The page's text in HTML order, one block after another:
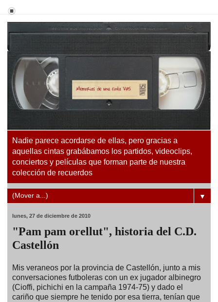
Nadie parece acordarse de ellas, pero gracias a
aquellas cintas grabábamos los partidos, videoclips,
conciertos y películas que forman parte de nuestra
colección de recuerdos
▼
lunes, 27 de diciembre de 2010
"Pam pam orellut", historia del C.D.
Castellón
Mis veraneos por la provincia de Castellón, junto a mis
conversaciones futboleras con un ex jugador albinegro
(Cioffi, pichichi en la campaña 1974-75) y dado el
cariño que siempre he tenido por esa tierra, tenían que